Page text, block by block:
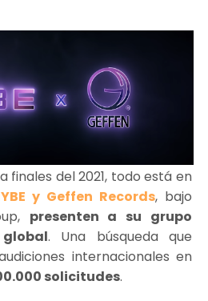
finales del 2021, todo está en
y Geffen Records, bajo
presenten a su grupo
. Una búsqueda que
internacionales en
solicitudes.